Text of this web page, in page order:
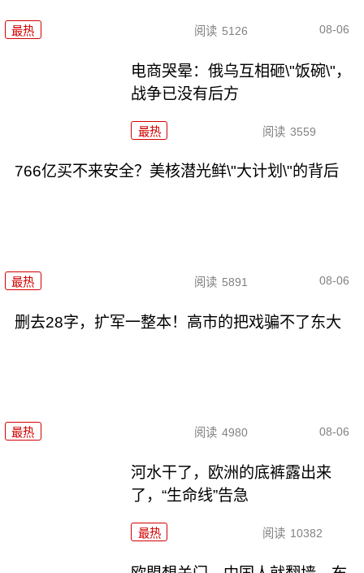
最热 阅读 5126 08-06
电商哭晕：俄乌互相砸\"饭碗\"，
战争已没有后方
最热 阅读 3559
766亿买不来安全？美核潜光鲜\"大计划\"的背后
最热 阅读 5891 08-06
删去28字，扩军一整本！高市的把戏骗不了东大
最热 阅读 4980 08-06
河水干了，欧洲的底裤露出来
了，“生命线”告急
最热 阅读 10382